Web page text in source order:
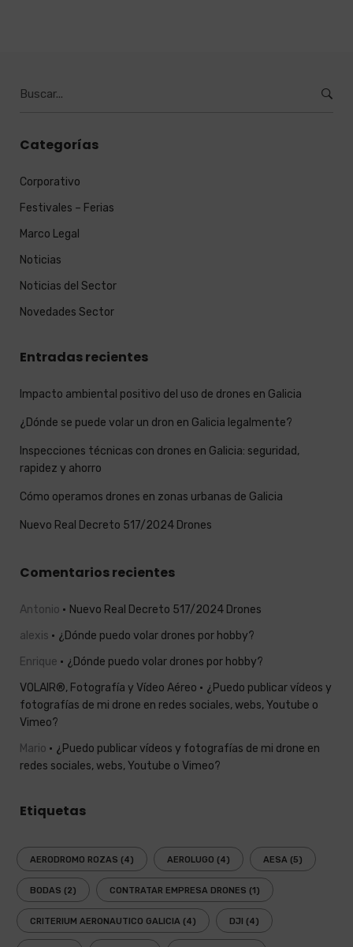
Categorías
Corporativo
Festivales – Ferias
Marco Legal
Noticias
Noticias del Sector
Novedades Sector
Entradas recientes
Impacto ambiental positivo del uso de drones en Galicia
¿Dónde se puede volar un dron en Galicia legalmente?
Inspecciones técnicas con drones en Galicia: seguridad,
rapidez y ahorro
Cómo operamos drones en zonas urbanas de Galicia
Nuevo Real Decreto 517/2024 Drones
Comentarios recientes
Antonio
Nuevo Real Decreto 517/2024 Drones
alexis
¿Dónde puedo volar drones por hobby?
Enrique
¿Dónde puedo volar drones por hobby?
VOLAIR®, Fotografía y Vídeo Aéreo
¿Puedo publicar vídeos y
fotografías de mi drone en redes sociales, webs, Youtube o
Vimeo?
Mario
¿Puedo publicar vídeos y fotografías de mi drone en
redes sociales, webs, Youtube o Vimeo?
Etiquetas
AERODROMO ROZAS (4) AEROLUGO (4) AESA (5)
BODAS (2) CONTRATAR EMPRESA DRONES (1)
CRITERIUM AERONAUTICO GALICIA (4) DJI (4)